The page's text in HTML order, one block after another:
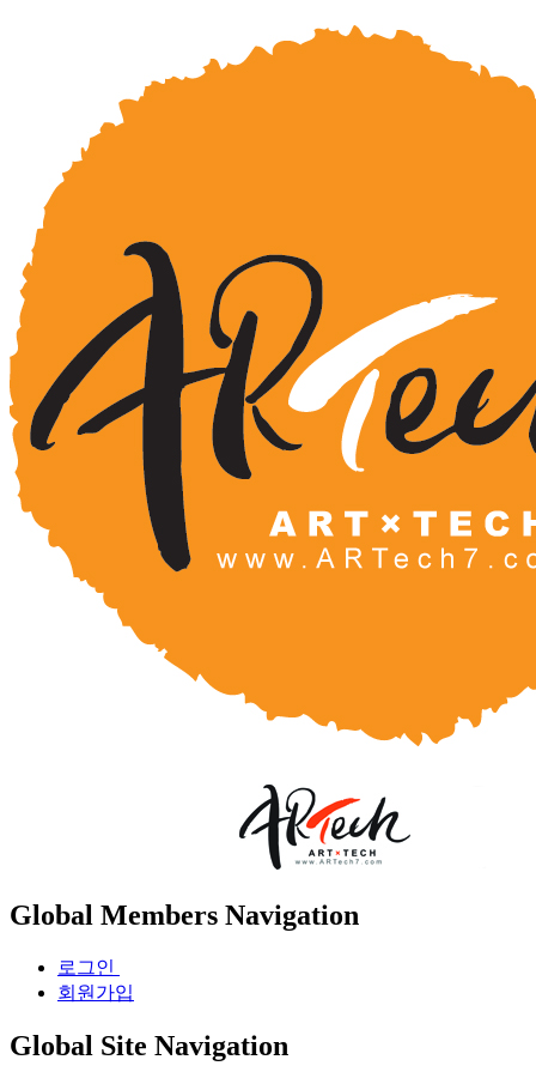
Global Members Navigation
로그인
회원가입
Global Site Navigation